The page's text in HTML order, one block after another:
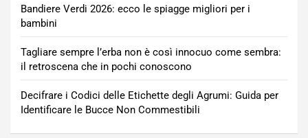
Bandiere Verdi 2026: ecco le spiagge migliori per i
bambini
Tagliare sempre l’erba non è così innocuo come sembra:
il retroscena che in pochi conoscono
Decifrare i Codici delle Etichette degli Agrumi: Guida per
Identificare le Bucce Non Commestibili